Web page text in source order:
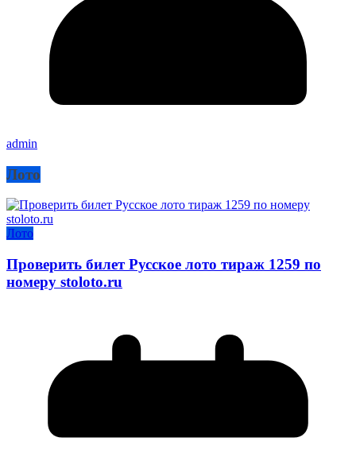
admin
Лото
Лото
Проверить билет Русское лото тираж 1259 по
номеру stoloto.ru